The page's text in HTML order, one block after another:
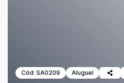
Cód: SA0209 Aluguel